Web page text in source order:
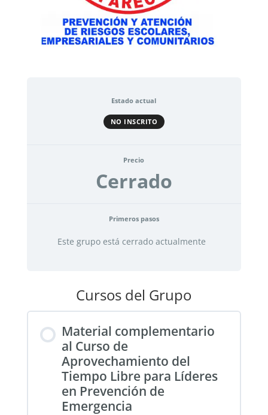
Estado actual
NO INSCRITO
Precio
Cerrado
Primeros pasos
Este grupo está cerrado actualmente
Cursos del Grupo
Material complementario
al Curso de
Aprovechamiento del
Tiempo Libre para Líderes
en Prevención de
Emergencia